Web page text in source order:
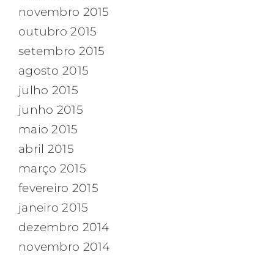
novembro 2015
outubro 2015
setembro 2015
agosto 2015
julho 2015
junho 2015
maio 2015
abril 2015
março 2015
fevereiro 2015
janeiro 2015
dezembro 2014
novembro 2014